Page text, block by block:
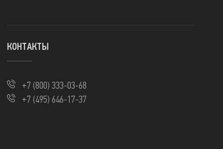
КОНТАКТЫ
+7 (800) 333-03-68
+7 (495) 646-17-37